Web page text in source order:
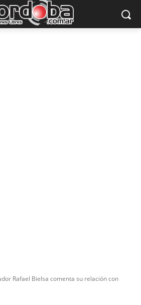
Rafael Bielsa comenta su relación con